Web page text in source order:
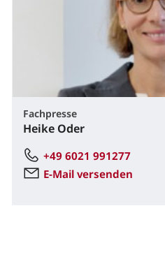
Fachpresse
Heike Oder
+49 6021 991277
E-Mail versenden